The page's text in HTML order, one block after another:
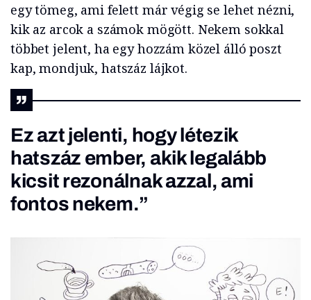
egy tömeg, ami felett már végig se lehet nézni,
kik az arcok a számok mögött. Nekem sokkal
többet jelent, ha egy hozzám közel álló poszt
kap, mondjuk, hatszáz lájkot.
Ez azt jelenti, hogy létezik
hatszáz ember, akik legalább
kicsit rezonálnak azzal, ami
fontos nekem.”